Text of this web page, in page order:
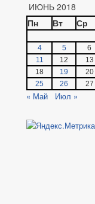
ИЮНЬ 2018
Пн
Вт Ср
4
5 6
11
12 13
18
19 20
25
26 27
« Май Июл »